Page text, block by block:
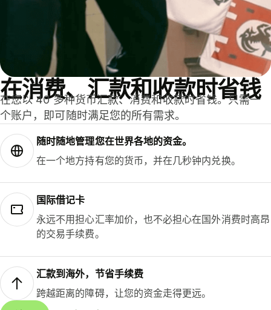
在消费、汇款和收款时省钱
在您以 40 多种货币汇款、消费和收款时省钱。只需一
个账户，即可随时满足您的所有需求。
随时随地管理您在世界各地的资金。
在一个地方持有您的货币，并在几秒钟内兑换。
国际借记卡
永远不用担心汇率加价，也不必担心在国外消费时高昂
的交易手续费。
汇款到海外，节省手续费
跨越距离的障碍，让您的资金走得更远。